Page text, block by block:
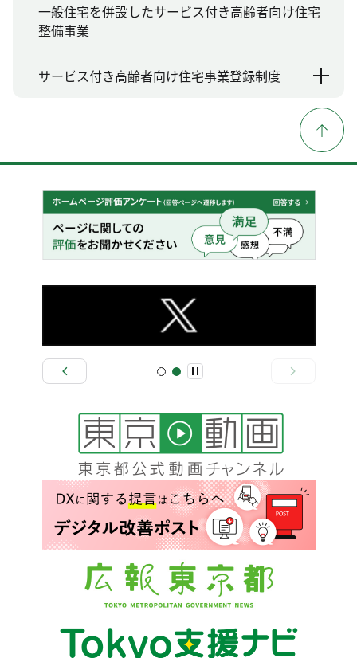
一般住宅を併設したサービス付き高齢者向け住宅
整備事業
サービス付き高齢者向け住宅事業登録制度